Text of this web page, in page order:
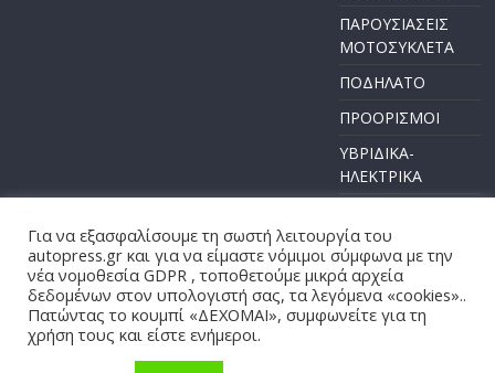
ΠΑΡΟΥΣΙΑΣΕΙΣ
ΜΟΤΟΣΥΚΛΕΤΑ
ΠΟΔΗΛΑΤΟ
ΠΡΟΟΡΙΣΜΟΙ
ΥΒΡΙΔΙΚΑ-
ΗΛΕΚΤΡΙΚΑ
Πνευματικά Δικαιώματα © 2026AUTOPRESS . Τα πνευματικά
δικαιώματα προστατεύονται.
Θέμα:ColorMagαπό ThemeGrill. Κατασκευασμένο με
WordPress
Για να εξασφαλίσουμε τη σωστή λειτουργία του
autopress.gr και για να είμαστε νόμιμοι σύμφωνα με την
νέα νομοθεσία GDPR , τοποθετούμε μικρά αρχεία
δεδομένων στον υπολογιστή σας, τα λεγόμενα «cookies»..
Πατώντας το κουμπί «ΔΕΧΟΜΑΙ», συμφωνείτε για τη
χρήση τους και είστε ενήμεροι.